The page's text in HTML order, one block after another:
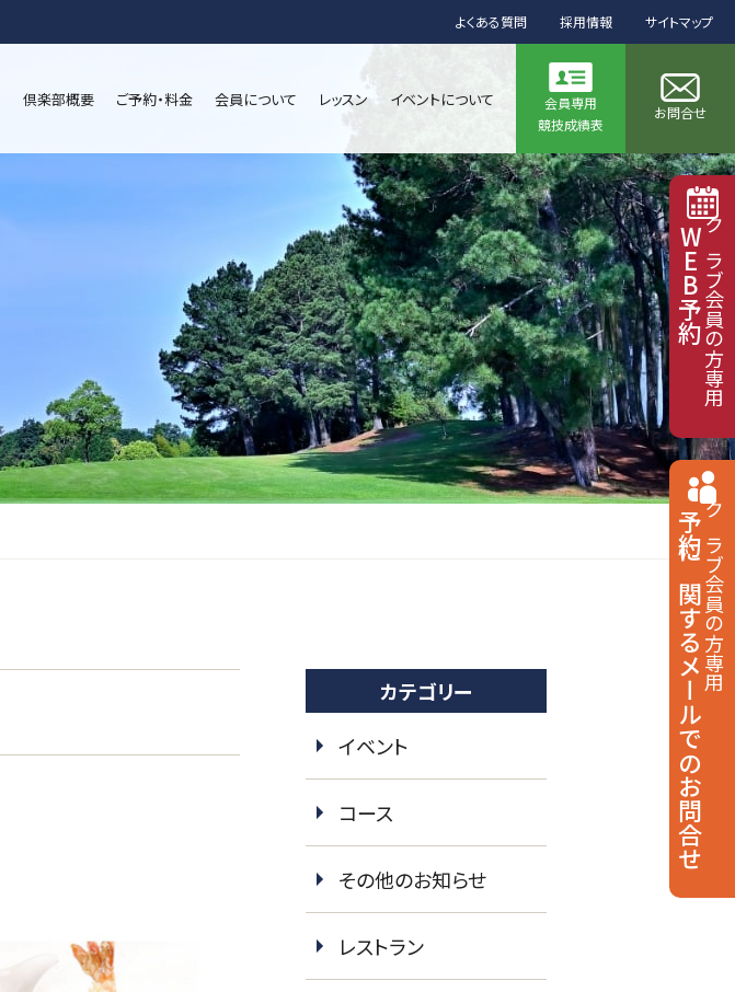
よくある質問 採用情報 サイトマップ
倶楽部概要 ご予約・料金 会員について レッスン イベントについて
会員専用
競技成績表
お問合せ
クラブ会員の方専用
WEB予約
クラブ会員の方専用
予約に関する
メールでのお問合せ
カテゴリー
イベント
コース
その他のお知らせ
レストラン